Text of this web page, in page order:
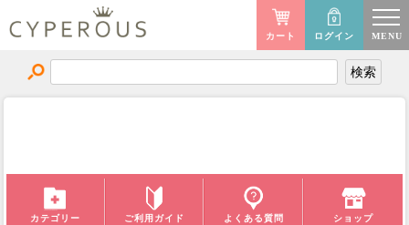
MENU
ログイン
カート
カテゴリー ご利用ガイド よくある質問 ショップ